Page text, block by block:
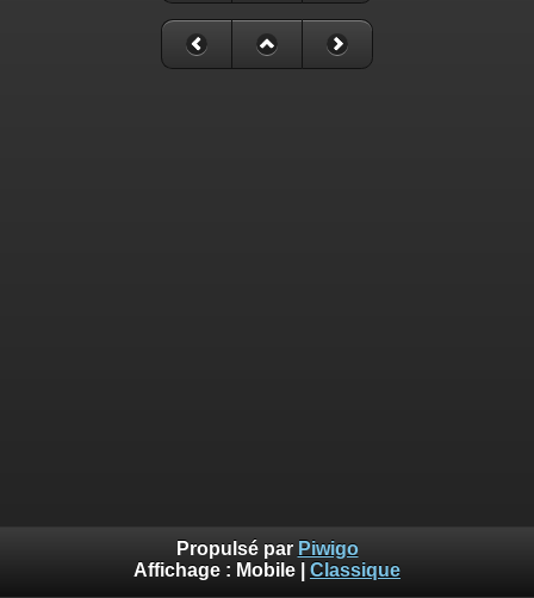
Propulsé par Piwigo
Affichage : Mobile Classique